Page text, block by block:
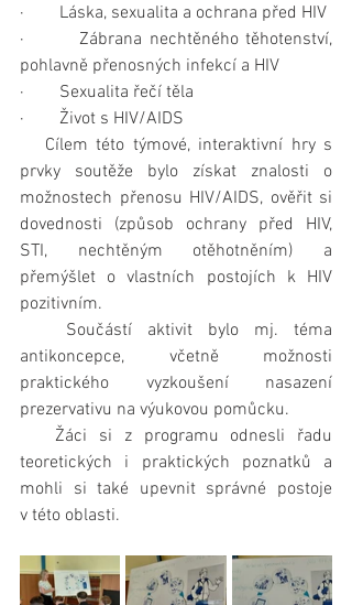
·        Láska, sexualita a ochrana před HIV
·        Zábrana nechtěného těhotenství,
pohlavně přenosných infekcí a HIV
·        Sexualita řečí těla
·        Život s HIV/AIDS
Cílem této týmové, interaktivní hry s
prvky soutěže bylo získat znalosti o
možnostech přenosu HIV/AIDS, ověřit si
dovednosti (způsob ochrany před HIV,
STI, nechtěným otěhotněním) a
přemýšlet o vlastních postojích k HIV
pozitivním.
Součástí aktivit bylo mj. téma
antikoncepce, včetně možnosti
praktického vyzkoušení nasazení
prezervativu na výukovou pomůcku.
Žáci si z programu odnesli řadu
teoretických i praktických poznatků a
mohli si také upevnit správné postoje
v této oblasti.